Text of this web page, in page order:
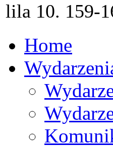
lila 10. 159-
Home